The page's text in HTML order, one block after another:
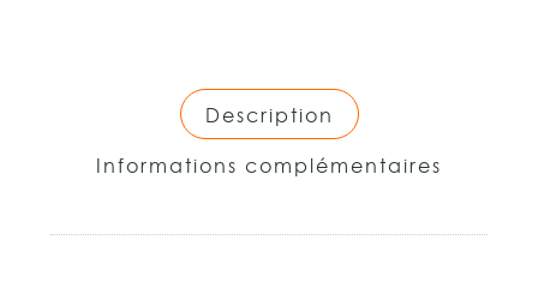
Description
Informations complémentaires